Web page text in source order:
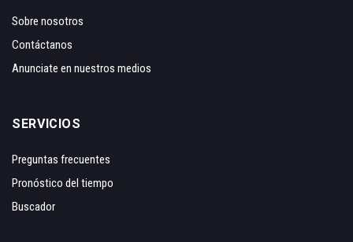
Sobre nosotros
Contáctanos
Anunciate en nuestros medios
SERVICIOS
Preguntas frecuentes
Pronóstico del tiempo
Buscador